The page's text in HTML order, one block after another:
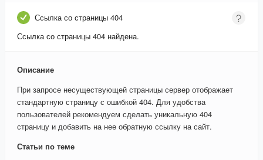
Ссылка со страницы 404
Ссылка со страницы 404 найдена.
Описание
При запросе несуществующей страницы сервер отображает
стандартную страницу с ошибкой 404. Для удобства
пользователей рекомендуем сделать уникальную 404
страницу и добавить на нее обратную ссылку на сайт.
Статьи по теме